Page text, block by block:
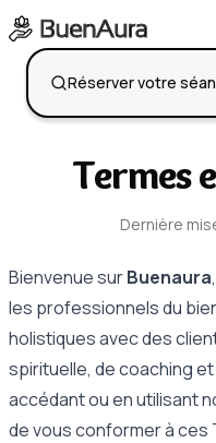
Réserver votre
Termes
Dernière
Bienvenue surBuenaura
les professionnels du
holistiques avec des
spirituelle, de coaching
accédant ou en utilisant
de vous conformer à ces